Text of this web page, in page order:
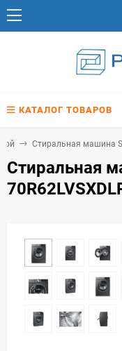
КАТАЛОГ ТОВАРОВ
Стиральная машина
Стиральная